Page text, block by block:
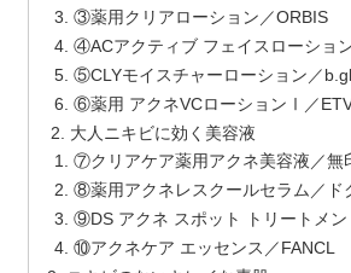
③薬用クリアローション／ORBIS
④ACアクティブ フェイスローショ
⑤CLYモイスチャーローション／
⑥薬用 アクネVCローションⅠ／
大人ニキビに効く美容液
⑦クリアケア薬用アクネ美容液／無
⑧薬用アクネレスクールセラム／ド
⑨DS アクネ スポット トリートメン
⑩アクネケア エッセンス／FANCL